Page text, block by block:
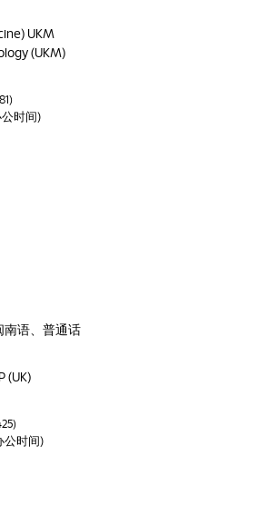
UKM
(UKM)
时间)
南语、普通话
(UK)
公时间)